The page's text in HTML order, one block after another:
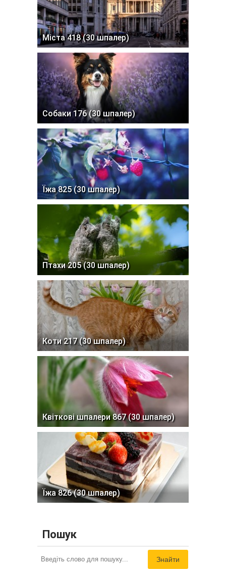
Міста 418 (30 шпалер)
Собаки 176 (30 шпалер)
Їжа 825 (30 шпалер)
Птахи 205 (30 шпалер)
Коти 217 (30 шпалер)
Квіткові шпалери 867 (30 шпалер)
Їжа 826 (30 шпалер)
Пошук
Знайти